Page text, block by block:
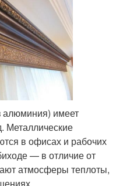
алюминия) имеет
Металлические
в офисах и рабочих
— в отличие от
атмосферы теплоты,